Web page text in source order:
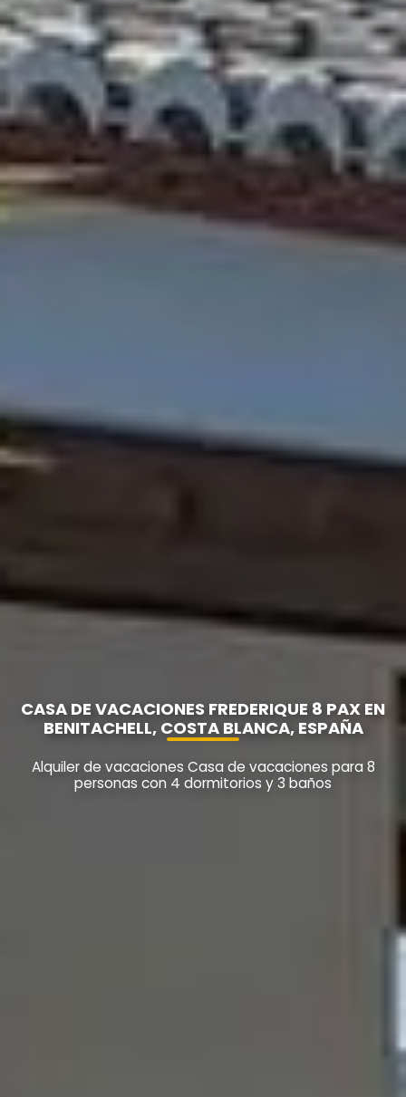
CASA DE VACACIONES FREDERIQUE 8 PAX EN
BENITACHELL, COSTA BLANCA, ESPAÑA
Alquiler de vacaciones Casa de vacaciones para 8
personas con 4 dormitorios y 3 baños